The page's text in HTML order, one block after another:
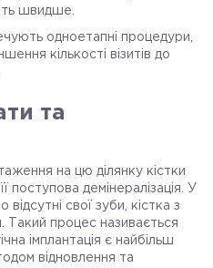
швидше.
одноетапні процедури,
кількості візитів до
та
на цю ділянку кістки
поступова демінералізація. У
свої зуби, кістка з
Такий процес називається
імплантація є найбільш
відновлення та